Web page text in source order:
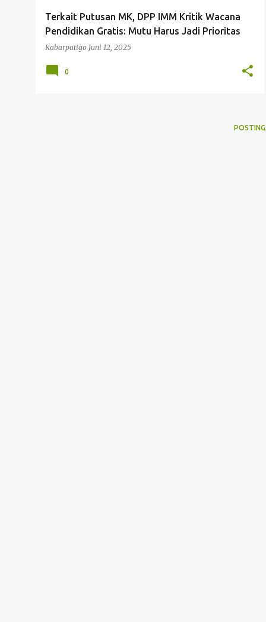
Terkait Putusan MK, DPP IMM Kritik Wacana
Pendidikan Gratis: Mutu Harus Jadi Prioritas
Kabarpatigo Juni 12, 2025
0